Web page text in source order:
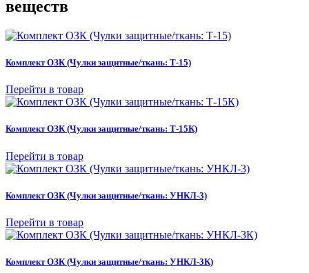
веществ
Комплект ОЗК (Чулки защитные/ткань: Т-15)
Перейти в товар
Комплект ОЗК (Чулки защитные/ткань: Т-15К)
Перейти в товар
Комплект ОЗК (Чулки защитные/ткань: УНКЛ-3)
Перейти в товар
Комплект ОЗК (Чулки защитные/ткань: УНКЛ-3К)